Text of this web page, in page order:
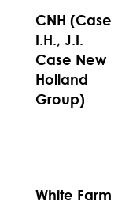
CNH (Case
I.H., J.I.
Case New
Holland
Group)
White Farm